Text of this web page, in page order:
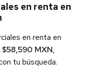
en renta en
en renta en
$58,590 MXN,
tu búsqueda.